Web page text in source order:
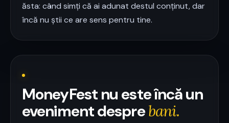
ăsta: când simți că ai adunat destul conținut, dar
încă nu știi ce are sens pentru tine.
MoneyFest nu este încă un
eveniment desprebani.